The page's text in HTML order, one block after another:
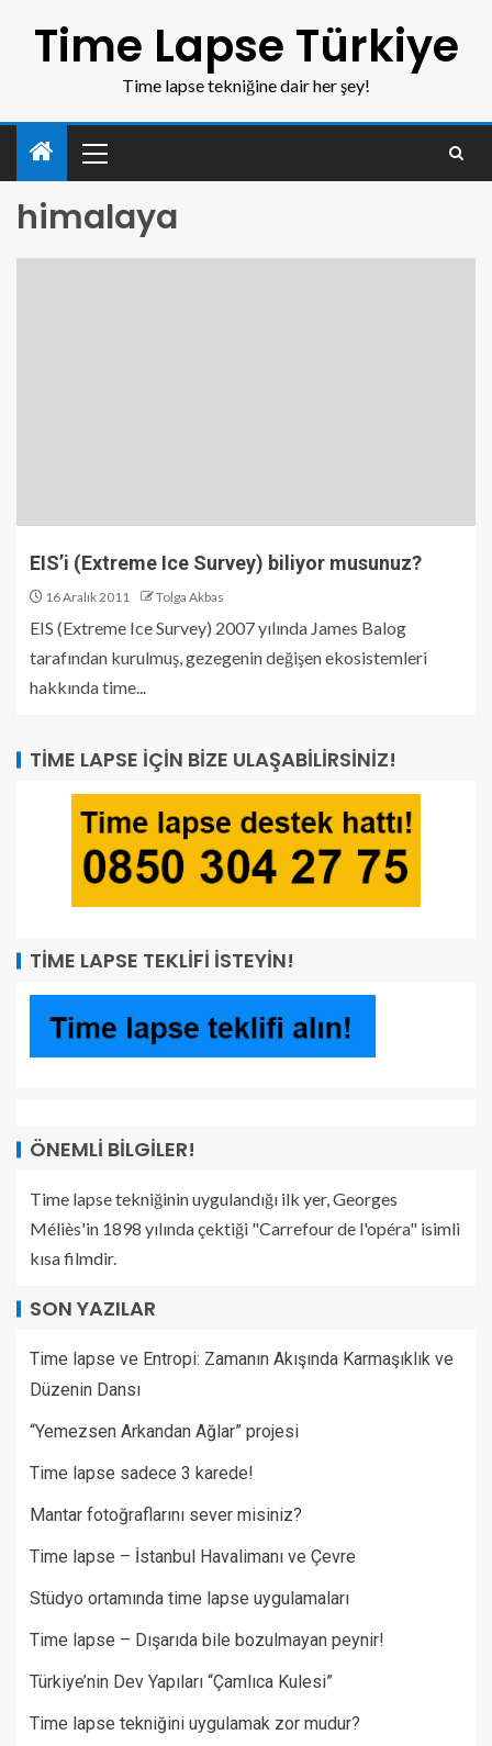
Time Lapse Türkiye
Time lapse tekniğine dair her şey!
himalaya
EIS’i (Extreme Ice Survey) biliyor musunuz?
16 Aralık 2011 Tolga Akbas
EIS (Extreme Ice Survey) 2007 yılında James Balog
tarafından kurulmuş, gezegenin değişen ekosistemleri
hakkında time...
TIME LAPSE İÇIN BIZE ULAŞABILIRSINIZ!
TIME LAPSE TEKLIFI İSTEYIN!
ÖNEMLI BILGILER!
Time lapse tekniğinin uygulandığı ilk yer, Georges
Méliès'in 1898 yılında çektiği "Carrefour de l'opéra" isimli
kısa filmdir.
SON YAZILAR
Time lapse ve Entropi: Zamanın Akışında Karmaşıklık ve
Düzenin Dansı
“Yemezsen Arkandan Ağlar” projesi
Time lapse sadece 3 karede!
Mantar fotoğraflarını sever misiniz?
Time lapse – İstanbul Havalimanı ve Çevre
Stüdyo ortamında time lapse uygulamaları
Time lapse – Dışarıda bile bozulmayan peynir!
Türkiye’nin Dev Yapıları “Çamlıca Kulesi”
Time lapse tekniğini uygulamak zor mudur?